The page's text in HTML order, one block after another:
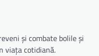
și combate bolile și
viața cotidiană.